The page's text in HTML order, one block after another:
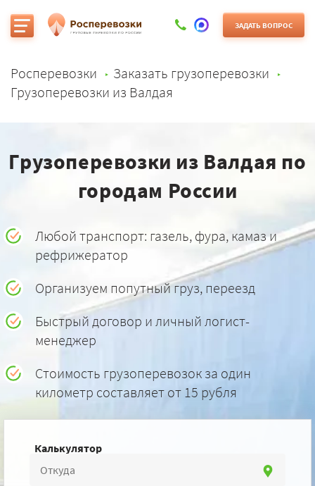
ЗАДАТЬ ВОПРОС
Росперевозки
Заказать грузоперевозки
Грузоперевозки из Валдая
Грузоперевозки из Валдая по
городам России
Любой транспорт: газель, фура, камаз и
рефрижератор
Организуем попутный груз, переезд
Быстрый договор и личный логист-
менеджер
Стоимость грузоперевозок за один
километр составляет от 15 рубля
Калькулятор